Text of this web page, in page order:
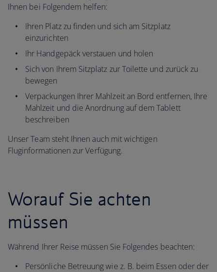
Ihnen bei Folgendem helfen:
Ihren Platz zu finden und sich am Sitzplatz
einzurichten
Ihr Handgepäck verstauen und holen
Sich von Ihrem Sitzplatz zur Toilette und zurück zu
bewegen
Verpackungen Ihrer Mahlzeit an Bord entfernen, Ihre
Mahlzeit und die Anordnung auf dem Tablett
beschreiben
Unser Team steht Ihnen auch mit wichtigen
Fluginformationen zur Verfügung.
Worauf Sie achten
müssen
Während Ihrer Reise müssen Sie Folgendes beachten:
Persönliche Betreuung wie z. B. beim Essen oder der